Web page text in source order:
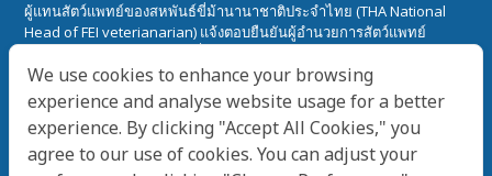
ผู้แทนสัตว์แพทย์ของสหพันธ์ขี่ม้านานาชาติประจำไทย (THA National
Head of FEI veterianarian) แจ้งตอบยืนยันผู้อำนวยการสัตว์แพทย์
Sickness ในประเทศไทย
Sat 28-Mar-2020
We use cookies to enhance your browsing
experience and analyse website usage for a better
experience. By clicking "Accept All Cookies," you
agree to our use of cookies. You can adjust your